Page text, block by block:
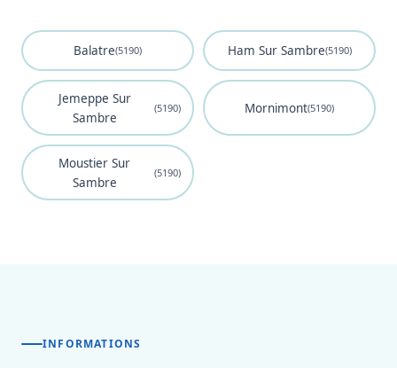
Balatre(5190) Ham Sur Sambre(5190)
Jemeppe Sur
Sambre
(5190) Mornimont(5190)
Moustier Sur
Sambre
(5190)
INFORMATIONS